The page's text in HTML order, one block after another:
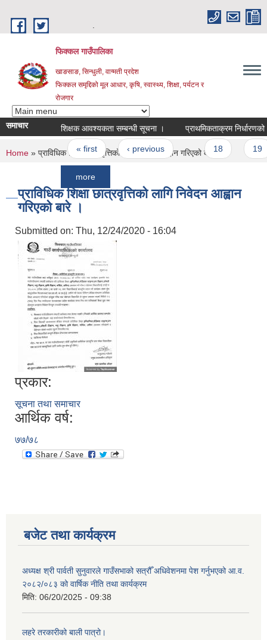
फिक्कल गाउँपालिका
खाङसाङ, सिन्धुली, वाग्मती प्रदेश
फिक्कल समृद्दिको मूल आधार, कृषि, स्वास्थ्य, शिक्षा, पर्यटन र
रोजगार
समाचार शिक्षक आवश्यकता सम्बन्धी सूचना । प्राथमिकताक्रम निर्धारणको
Pages
« first ‹ previous … 18
You are here
Home » प्राविधिक शिक्षा छात्रवृत्तिको लागि निवेदन आह्वान गरिएको बारे ।
प्राविधिक शिक्षा छात्रवृत्तिको लागि निवेदन आह्वान
गरिएको बारे ।
Submitted on: Thu, 12/24/2020 - 16:04
प्रकार:
सूचना तथा समाचार
आर्थिक वर्ष:
७७/७८
बजेट तथा कार्यक्रम
अध्यक्ष श्री पार्वती सुनुवारले गाउँसभाको सत्रौँ अधिवेशनमा पेश गर्नुभएको आ.व.
२०८२/०८३ को वार्षिक नीति तथा कार्यक्रम
मिति: 06/20/2025 - 09:38
लहरे तरकारीको बाली पात्रो।